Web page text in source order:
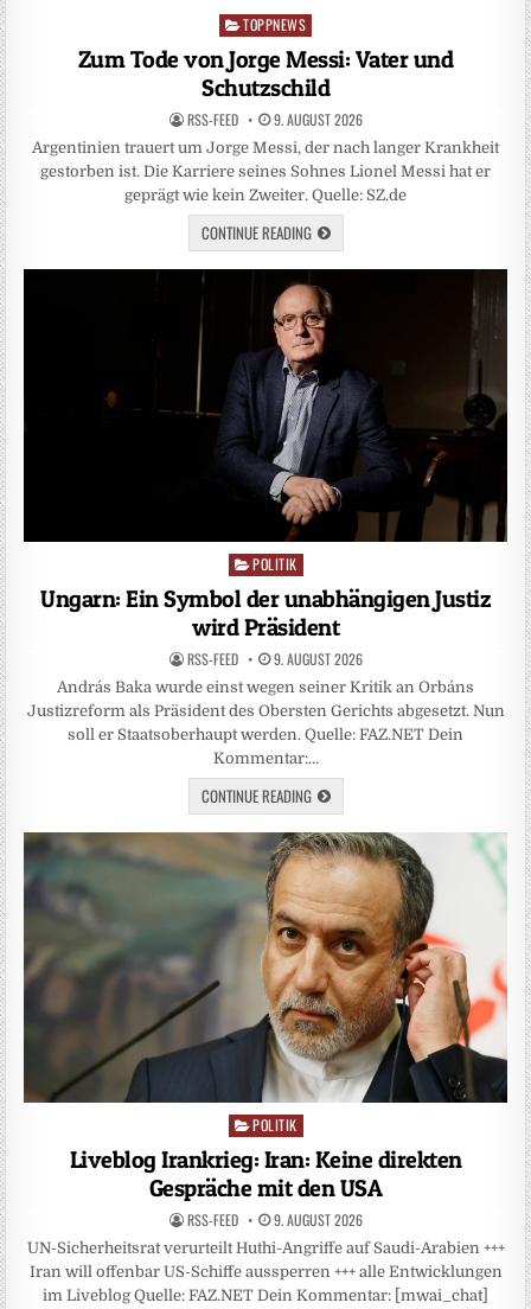
Posted
in
TOPPNEWS
Zum Tode von Jorge Messi: Vater und
Schutzschild
RSS-FEED 9. AUGUST 2026
Argentinien trauert um Jorge Messi, der nach langer Krankheit
gestorben ist. Die Karriere seines Sohnes Lionel Messi hat er
geprägt wie kein Zweiter. Quelle: SZ.de
CONTINUE READING
Posted
in
POLITIK
Ungarn: Ein Symbol der unabhängigen Justiz
wird Präsident
RSS-FEED 9. AUGUST 2026
András Baka wurde einst wegen seiner Kritik an Orbáns
Justizreform als Präsident des Obersten Gerichts abgesetzt. Nun
soll er Staatsoberhaupt werden. Quelle: FAZ.NET Dein
Kommentar:…
CONTINUE READING
Posted
in
POLITIK
Liveblog Irankrieg: Iran: Keine direkten
Gespräche mit den USA
RSS-FEED 9. AUGUST 2026
UN-Sicherheitsrat verurteilt Huthi-Angriffe auf Saudi-Arabien +++
Iran will offenbar US-Schiffe aussperren +++ alle Entwicklungen
im Liveblog Quelle: FAZ.NET Dein Kommentar: [mwai_chat]